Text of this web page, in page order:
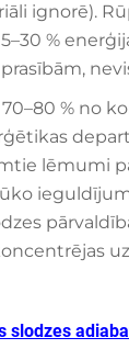
ignorē).
%
% no
lēmumi
slodzes